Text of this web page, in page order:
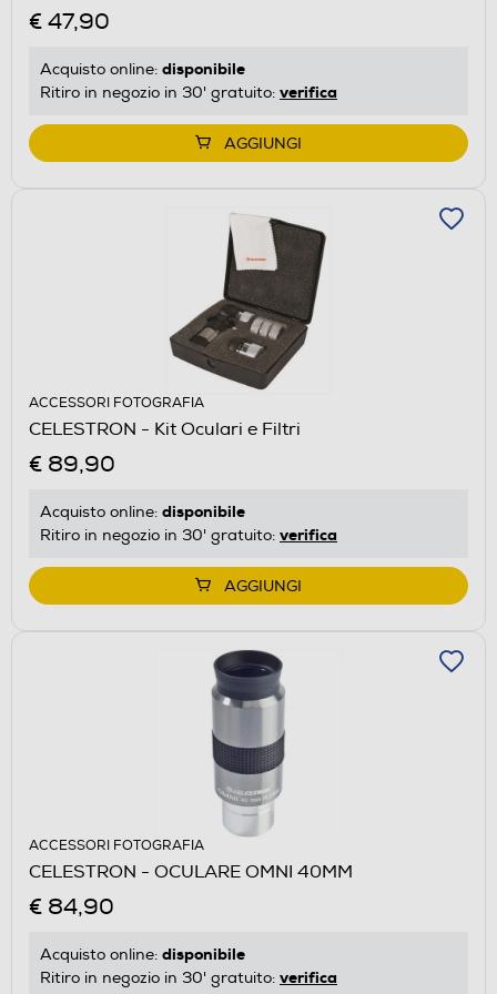
€ 47,90
Acquisto online: disponibile
Ritiro in negozio in 30' gratuito: verifica
AGGIUNGI
ACCESSORI FOTOGRAFIA
CELESTRON - Kit Oculari e Filtri
€ 89,90
Acquisto online: disponibile
Ritiro in negozio in 30' gratuito: verifica
AGGIUNGI
ACCESSORI FOTOGRAFIA
CELESTRON - OCULARE OMNI 40MM
€ 84,90
Acquisto online: disponibile
Ritiro in negozio in 30' gratuito: verifica